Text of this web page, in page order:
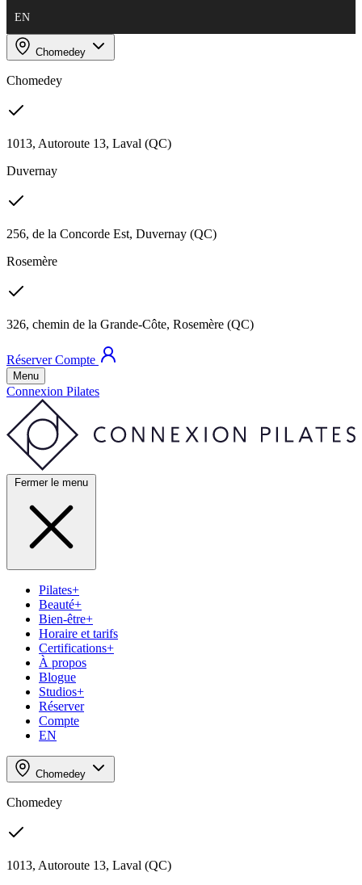
EN
Chomedey
Chomedey
1013, Autoroute 13, Laval (QC)
Duvernay
256, de la Concorde Est, Duvernay (QC)
Rosemère
326, chemin de la Grande-Côte, Rosemère (QC)
RéserverCompte
Menu
Connexion Pilates
Fermer le menu
Pilates+
Beauté+
Bien-être+
Horaire et tarifs
Certifications+
À propos
Blogue
Studios+
Réserver
Compte
EN
Chomedey
Chomedey
1013, Autoroute 13, Laval (QC)